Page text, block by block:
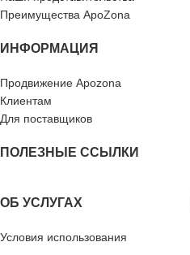
Преимущества ApoZona
ИНФОРМАЦИЯ
Продвижение Apozona
Клиентам
Для поставщиков
ПОЛЕЗНЫЕ ССЫЛКИ
ОБ УСЛУГАХ
Условия использования